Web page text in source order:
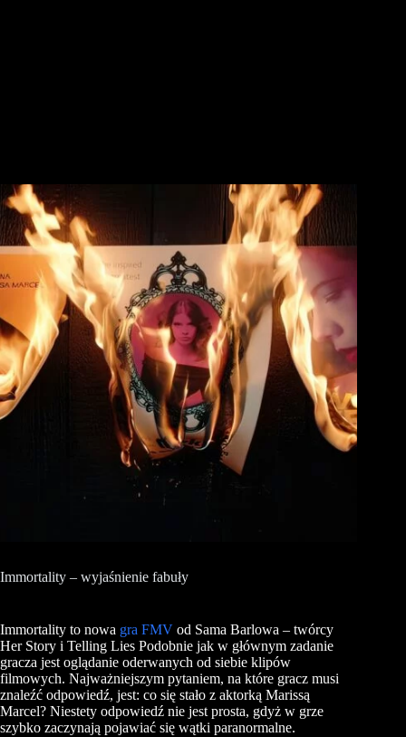
Immortality – wyjaśnienie fabuły
Immortality to nowa gra FMV od Sama Barlowa – twórcy
Her Story i Telling Lies Podobnie jak w głównym zadanie
gracza jest oglądanie oderwanych od siebie klipów
filmowych. Najważniejszym pytaniem, na które gracz musi
znaleźć odpowiedź, jest: co się stało z aktorką Marissą
Marcel? Niestety odpowiedź nie jest prosta, gdyż w grze
szybko zaczynają pojawiać się wątki paranormalne.